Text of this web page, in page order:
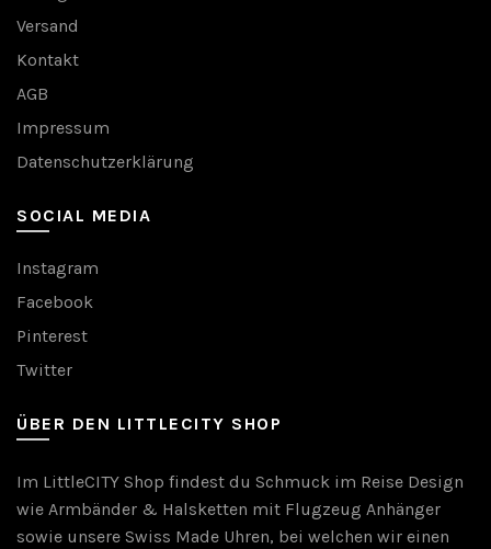
Versand
Kontakt
AGB
Impressum
Datenschutzerklärung
SOCIAL MEDIA
Instagram
Facebook
Pinterest
Twitter
ÜBER DEN LITTLECITY SHOP
Im LittleCITY Shop findest du Schmuck im Reise Design
wie Armbänder & Halsketten mit Flugzeug Anhänger
sowie unsere Swiss Made Uhren, bei welchen wir einen